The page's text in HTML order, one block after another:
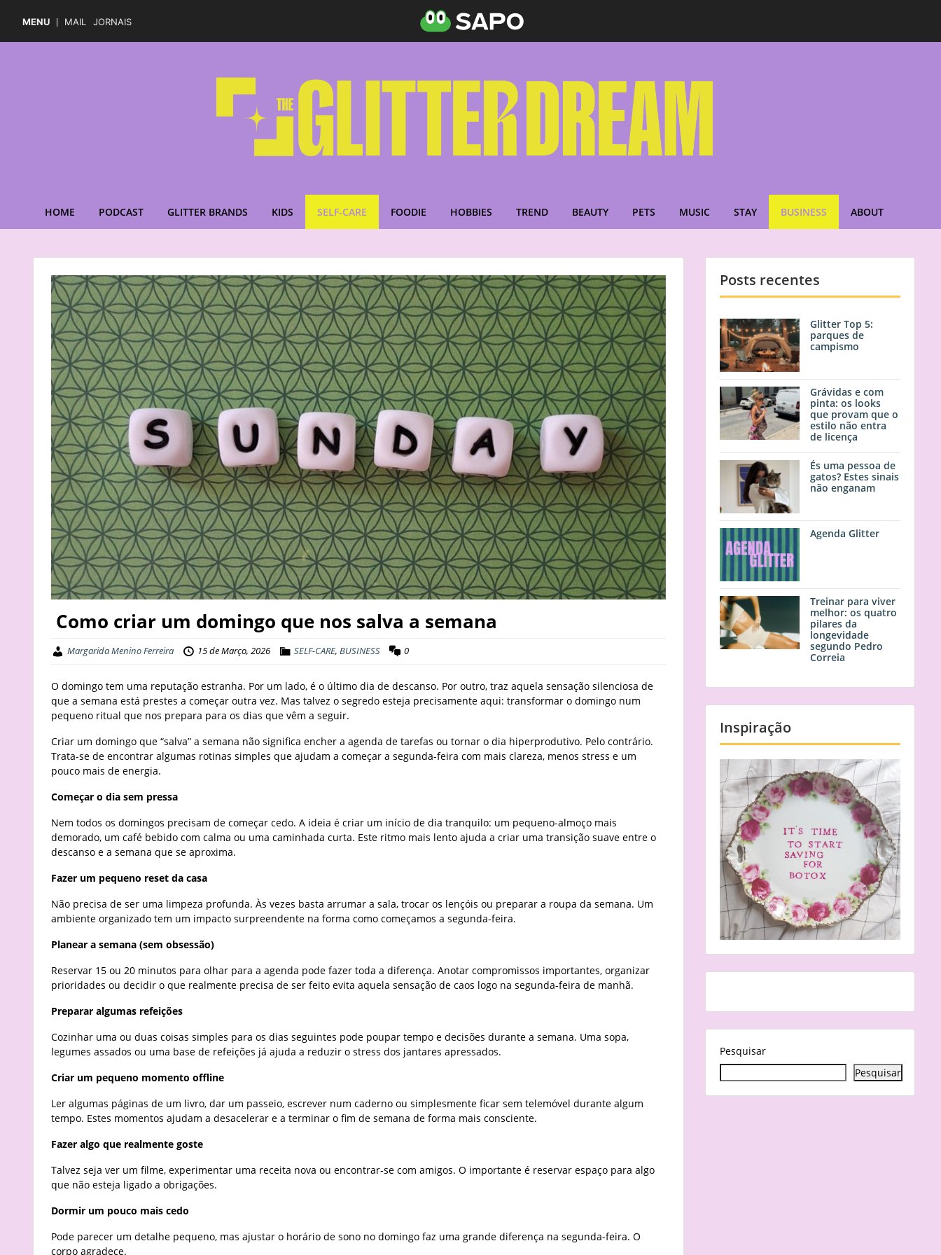
MENU MAIL JORNAIS
HOME PODCAST GLITTER BRANDS KIDS SELF-CARE FOODIE HOBBIES TREND BEAUTY PETS MUSIC STAY BUSINESS ABOUT
Como criar um domingo que nos salva a semana
Margarida Menino Ferreira 15 de Março, 2026 SELF-CARE, BUSINESS 0
O domingo tem uma reputação estranha. Por um lado, é o último dia de descanso. Por outro, traz aquela sensação silenciosa de
que a semana está prestes a começar outra vez. Mas talvez o segredo esteja precisamente aqui: transformar o domingo num
pequeno ritual que nos prepara para os dias que vêm a seguir.
Criar um domingo que “salva” a semana não significa encher a agenda de tarefas ou tornar o dia hiperprodutivo. Pelo contrário.
Trata-se de encontrar algumas rotinas simples que ajudam a começar a segunda-feira com mais clareza, menos stress e um
pouco mais de energia.
Começar o dia sem pressa
Nem todos os domingos precisam de começar cedo. A ideia é criar um início de dia tranquilo: um pequeno-almoço mais
demorado, um café bebido com calma ou uma caminhada curta. Este ritmo mais lento ajuda a criar uma transição suave entre o
descanso e a semana que se aproxima.
Fazer um pequeno reset da casa
Não precisa de ser uma limpeza profunda. Às vezes basta arrumar a sala, trocar os lençóis ou preparar a roupa da semana. Um
ambiente organizado tem um impacto surpreendente na forma como começamos a segunda-feira.
Planear a semana (sem obsessão)
Reservar 15 ou 20 minutos para olhar para a agenda pode fazer toda a diferença. Anotar compromissos importantes, organizar
prioridades ou decidir o que realmente precisa de ser feito evita aquela sensação de caos logo na segunda-feira de manhã.
Preparar algumas refeições
Cozinhar uma ou duas coisas simples para os dias seguintes pode poupar tempo e decisões durante a semana. Uma sopa,
legumes assados ou uma base de refeições já ajuda a reduzir o stress dos jantares apressados.
Criar um pequeno momento offline
Ler algumas páginas de um livro, dar um passeio, escrever num caderno ou simplesmente ficar sem telemóvel durante algum
tempo. Estes momentos ajudam a desacelerar e a terminar o fim de semana de forma mais consciente.
Fazer algo que realmente goste
Talvez seja ver um filme, experimentar uma receita nova ou encontrar-se com amigos. O importante é reservar espaço para algo
que não esteja ligado a obrigações.
Dormir um pouco mais cedo
Pode parecer um detalhe pequeno, mas ajustar o horário de sono no domingo faz uma grande diferença na segunda-feira. O
corpo agradece.
Posts recentes
Glitter Top 5:
parques de
campismo
Grávidas e com
pinta: os looks
que provam que o
estilo não entra
de licença
És uma pessoa de
gatos? Estes sinais
não enganam
Agenda Glitter
Treinar para viver
melhor: os quatro
pilares da
longevidade
segundo Pedro
Correia
Inspiração
Pesquisar
Pesquisar